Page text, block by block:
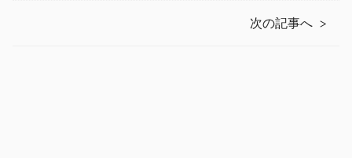
次の記事へ